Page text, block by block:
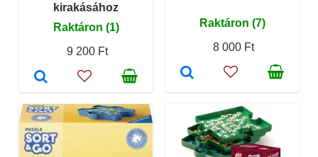
kirakásához
Raktáron (1)
9 200 Ft
Raktáron (7)
8 000 Ft